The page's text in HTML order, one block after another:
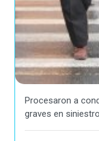
Procesaron a
graves en